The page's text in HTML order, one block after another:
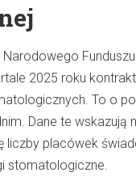
Narodowego
2025 roku
To o
Dane te wskazują
liczby placówek
stomatologiczne.